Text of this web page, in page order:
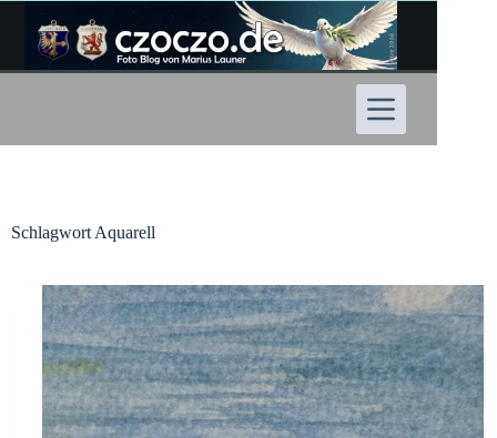
Inhalt
springen
Schlagwort Aquarell